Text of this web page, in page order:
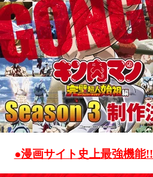
●漫画サイト史上最強機能